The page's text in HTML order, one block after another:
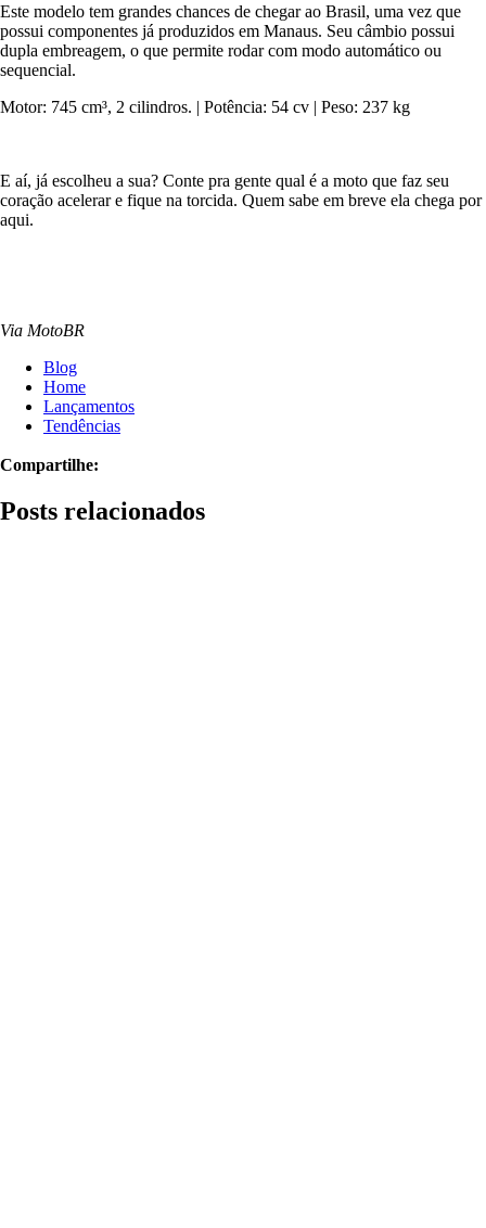
Este modelo tem grandes chances de chegar ao Brasil, uma vez que
possui componentes já produzidos em Manaus. Seu câmbio possui
dupla embreagem, o que permite rodar com modo automático ou
sequencial.
Motor: 745 cm³, 2 cilindros. | Potência: 54 cv | Peso: 237 kg
E aí, já escolheu a sua? Conte pra gente qual é a moto que faz seu
coração acelerar e fique na torcida. Quem sabe em breve ela chega por
aqui.
Via MotoBR
Blog
Home
Lançamentos
Tendências
Compartilhe:
Posts relacionados